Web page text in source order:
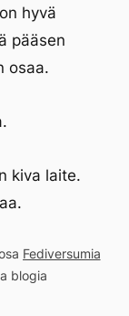
hyvä
pääsen
osaa.
kiva laite.
Fediversumia
blogia